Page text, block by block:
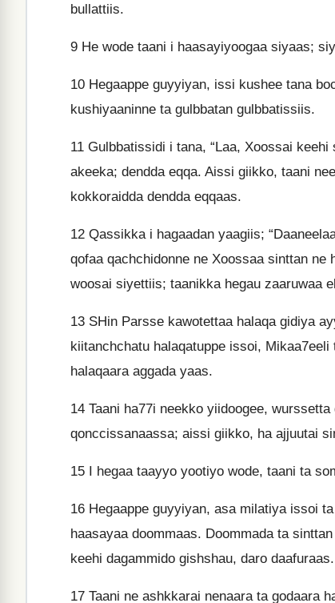
bullattiis.
9 He wode taani i haasayiyoogaa siyaas;
10 Hegaappe guyyiyan, issi kushee tana
kushiyaaninne ta gulbbatan gulbbatissiis.
11 Gulbbatissidi i tana, “Laa, Xoossai
akeeka; dendda eqqa. Aissi giikko, taani
kokkoraidda dendda eqqaas.
12 Qassikka i hagaadan yaagiis;
qofaa qachchidonne ne Xoossaa sinttan
woosai siyettiis; taanikka hegau zaaruwaa
13 SHin Parsse kawotettaa halaqa gidiya
kiitanchchatu halaqatuppe issoi,
halaqaara aggada yaas.
14 Taani ha77i neekko yiidoogee,
qonccissanaassa; aissi giikko, ha ajjuutai
15 I hegaa taayyo yootiyo wode, taani ta
16 Hegaappe guyyiyan, asa milatiya issoi
haasayaa doommaas. Doommada ta
keehi dagammido gishshau, daro daafuraas.
17 Taani ne ashkkarai nenaara ta godaara